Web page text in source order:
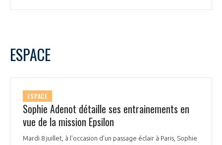
ESPACE
ESPACE
Sophie Adenot détaille ses entrainements en
vue de la mission Epsilon
Mardi 8 juillet, à l'occasion d'un passage éclair à Paris, Sophie